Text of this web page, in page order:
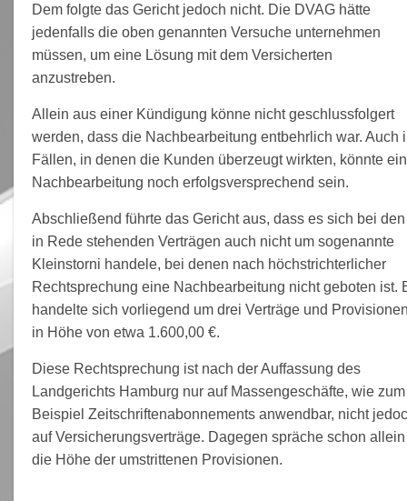
Dem folgte das Gericht jedoch nicht. Die DVAG hätte
jedenfalls die oben genannten Versuche unternehmen
müssen, um eine Lösung mit dem Versicherten
anzustreben.
Allein aus einer Kündigung könne nicht geschlussfolgert
werden, dass die Nachbearbeitung entbehrlich war. Auch
Fällen, in denen die Kunden überzeugt wirkten, könnte
Nachbearbeitung noch erfolgsversprechend sein.
Abschließend führte das Gericht aus, dass es sich bei den
in Rede stehenden Verträgen auch nicht um sogenannte
Kleinstorni handele, bei denen nach höchstrichterlicher
Rechtsprechung eine Nachbearbeitung nicht geboten ist.
handelte sich vorliegend um drei Verträge und
in Höhe von etwa 1.600,00 €.
Diese Rechtsprechung ist nach der Auffassung des
Landgerichts Hamburg nur auf Massengeschäfte, wie zum
Beispiel Zeitschriftenabonnements anwendbar, nicht
auf Versicherungsverträge. Dagegen spräche schon allein
die Höhe der umstrittenen Provisionen.